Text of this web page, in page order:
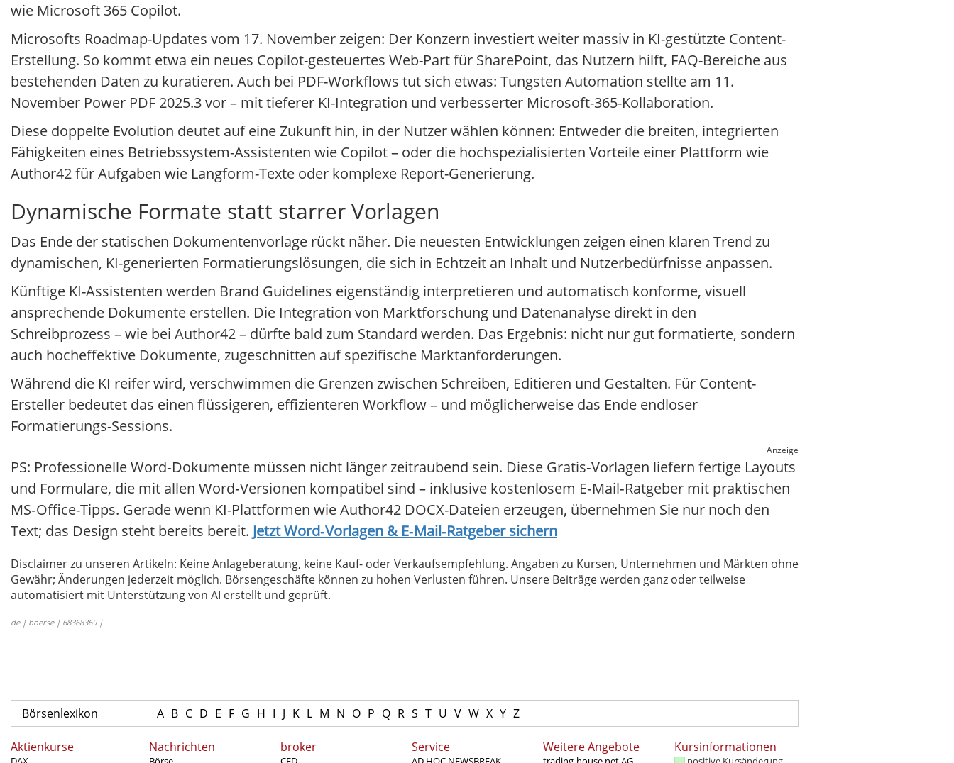
wie Microsoft 365 Copilot.
Microsofts Roadmap-Updates vom 17. November zeigen: Der Konzern investiert weiter massiv in KI-gestützte Content-
Erstellung. So kommt etwa ein neues Copilot-gesteuertes Web-Part für SharePoint, das Nutzern hilft, FAQ-Bereiche aus
bestehenden Daten zu kuratieren. Auch bei PDF-Workflows tut sich etwas: Tungsten Automation stellte am 11.
November Power PDF 2025.3 vor – mit tieferer KI-Integration und verbesserter Microsoft-365-Kollaboration.
Diese doppelte Evolution deutet auf eine Zukunft hin, in der Nutzer wählen können: Entweder die breiten, integrierten
Fähigkeiten eines Betriebssystem-Assistenten wie Copilot – oder die hochspezialisierten Vorteile einer Plattform wie
Author42 für Aufgaben wie Langform-Texte oder komplexe Report-Generierung.
Dynamische Formate statt starrer Vorlagen
Das Ende der statischen Dokumentenvorlage rückt näher. Die neuesten Entwicklungen zeigen einen klaren Trend zu
dynamischen, KI-generierten Formatierungslösungen, die sich in Echtzeit an Inhalt und Nutzerbedürfnisse anpassen.
Künftige KI-Assistenten werden Brand Guidelines eigenständig interpretieren und automatisch konforme, visuell
ansprechende Dokumente erstellen. Die Integration von Marktforschung und Datenanalyse direkt in den
Schreibprozess – wie bei Author42 – dürfte bald zum Standard werden. Das Ergebnis: nicht nur gut formatierte, sondern
auch hocheffektive Dokumente, zugeschnitten auf spezifische Marktanforderungen.
Während die KI reifer wird, verschwimmen die Grenzen zwischen Schreiben, Editieren und Gestalten. Für Content-
Ersteller bedeutet das einen flüssigeren, effizienteren Workflow – und möglicherweise das Ende endloser
Formatierungs-Sessions.
Anzeige
PS: Professionelle Word‑Dokumente müssen nicht länger zeitraubend sein. Diese Gratis‑Vorlagen liefern fertige Layouts
und Formulare, die mit allen Word‑Versionen kompatibel sind – inklusive kostenlosem E‑Mail‑Ratgeber mit praktischen
MS‑Office-Tipps. Gerade wenn KI-Plattformen wie Author42 DOCX-Dateien erzeugen, übernehmen Sie nur noch den
Text; das Design steht bereits bereit. Jetzt Word‑Vorlagen & E‑Mail‑Ratgeber sichern
Disclaimer zu unseren Artikeln: Keine Anlageberatung, keine Kauf- oder Verkaufsempfehlung. Angaben zu Kursen, Unternehmen und Märkten ohne
Gewähr; Änderungen jederzeit möglich. Börsengeschäfte können zu hohen Verlusten führen. Unsere Beiträge werden ganz oder teilweise
automatisiert mit Unterstützung von AI erstellt und geprüft.
de | boerse | 68368369 |
Börsenlexikon A B C D E F G H I J K L M N O P Q R S T U V W X Y Z
Aktienkurse Nachrichten broker Service Weitere Angebote Kursinformationen